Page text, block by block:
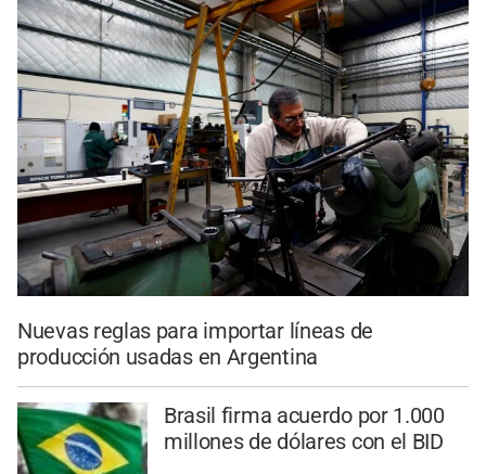
Nuevas reglas para importar líneas de
producción usadas en Argentina
Brasil firma acuerdo por 1.000
millones de dólares con el BID